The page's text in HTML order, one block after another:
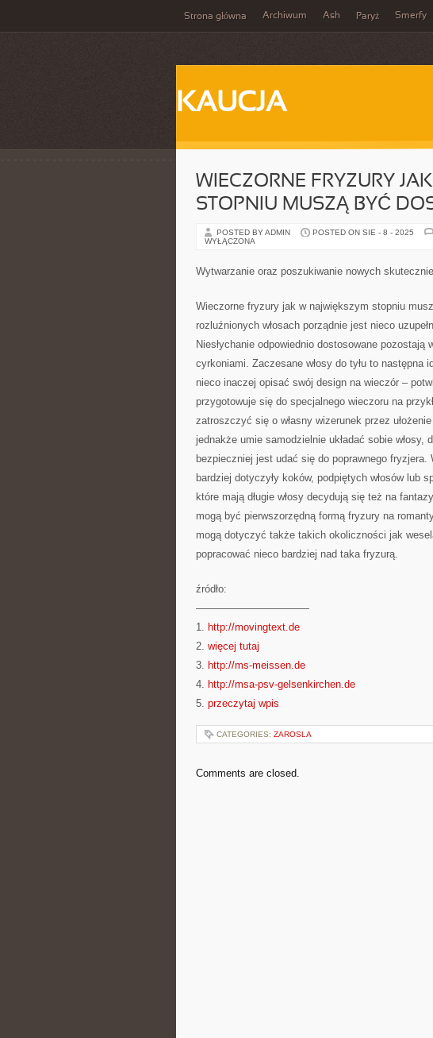
Strona główna Archiwum Ash Paryż Smerfy
KAUCJA
WIECZORNE FRYZURY
STOPNIU MUSZĄ BYĆ
POSTED BY ADMIN POSTED ON SIE - 8 - 2025
WYŁĄCZONA
Wytwarzanie oraz poszukiwanie nowych
Wieczorne fryzury jak w największym stopniu
rozluźnionych włosach porządnie jest nieco
Niesłychanie odpowiednio dostosowane pozostają
cyrkoniami. Zaczesane włosy do tyłu to następna
nieco inaczej opisać swój design na wieczór –
przygotowuje się do specjalnego wieczoru na
zatroszczyć się o własny wizerunek przez
jednakże umie samodzielnie układać sobie włosy,
bezpieczniej jest udać się do poprawnego
bardziej dotyczyły koków, podpiętych włosów lub
które mają długie włosy decydują się też na
mogą być pierwszorzędną formą fryzury na
mogą dotyczyć także takich okoliczności jak
popracować nieco bardziej nad taka fryzurą.
źródło:
———————————
1. http://movingtext.de
2. więcej tutaj
3. http://ms-meissen.de
4. http://msa-psv-gelsenkirchen.de
5. przeczytaj wpis
CATEGORIES: ZAROSLA
Comments are closed.